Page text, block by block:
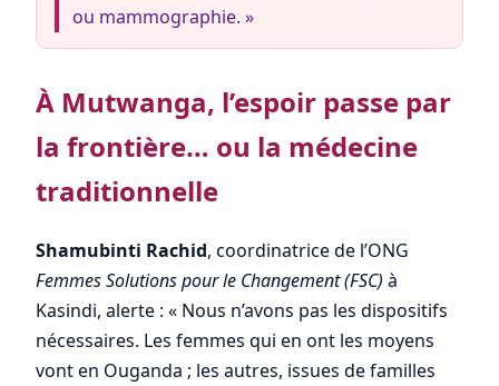
ou mammographie. »
À Mutwanga, l’espoir passe par
la frontière… ou la médecine
traditionnelle
Shamubinti Rachid, coordinatrice de l’ONG
Femmes Solutions pour le Changement (FSC) à
Kasindi, alerte : « Nous n’avons pas les dispositifs
nécessaires. Les femmes qui en ont les moyens
vont en Ouganda ; les autres, issues de familles